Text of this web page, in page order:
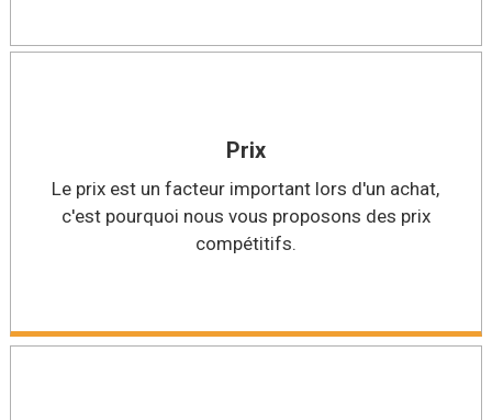
Prix
Le prix est un facteur important lors d'un achat,
c'est pourquoi nous vous proposons des prix
compétitifs.